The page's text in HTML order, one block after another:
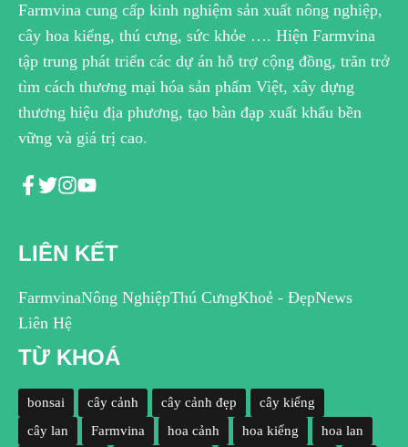
Farmvina cung cấp kinh nghiệm sản xuất nông nghiệp,
cây hoa kiểng, thú cưng, sức khỏe …. Hiện Farmvina
tập trung phát triển các dự án hỗ trợ cộng đồng, trăn trở
tìm cách thương mại hóa sản phẩm Việt, xây dựng
thương hiệu địa phương, tạo bàn đạp xuất khẩu bền
vững và giá trị cao.
LIÊN KẾT
FarmvinaNông NghiệpThú CưngKhoẻ - ĐẹpNews
Liên Hệ
TỪ KHOÁ
bonsai cây cảnh cây cảnh đẹp
cây kiểng
cây lan
Farmvina hoa cảnh hoa kiểng hoa lan